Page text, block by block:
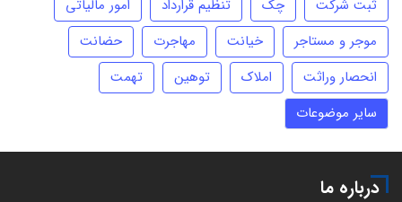
ثبت شرکت چک تنظیم قرارداد
امور مالیاتی
موجر و مستاجر
خیانت مهاجرت
حضانت
انحصار وراثت
املاک توهین
تهمت
سایر موضوعات
درباره ما